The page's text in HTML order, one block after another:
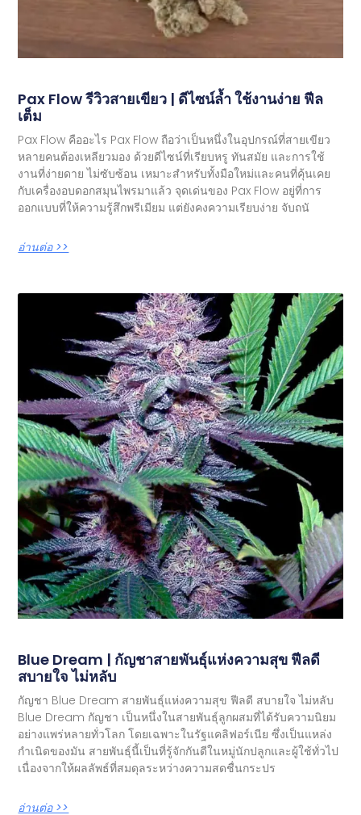
Pax Flow รีวิวสายเขียว | ดีไซน์ล้ำ ใช้งานง่าย ฟีล
เต็ม
Pax Flow คืออะไร Pax Flow ถือว่าเป็นหนึ่งในอุปกรณ์ที่สายเขียว
หลายคนต้องเหลียวมอง ด้วยดีไซน์ที่เรียบหรู ทันสมัย และการใช้
งานที่ง่ายดาย ไม่ซับซ้อน เหมาะสำหรับทั้งมือใหม่และคนที่คุ้นเคย
กับเครื่องอบดอกสมุนไพรมาแล้ว จุดเด่นของ Pax Flow อยู่ที่การ
ออกแบบที่ให้ความรู้สึกพรีเมียม แต่ยังคงความเรียบง่าย จับถนั
อ่านต่อ >>
Blue Dream | กัญชาสายพันธุ์แห่งความสุข ฟีลดี
สบายใจ ไม่หลับ
กัญชา Blue Dream สายพันธุ์แห่งความสุข ฟีลดี สบายใจ ไม่หลับ
Blue Dream กัญชา เป็นหนึ่งในสายพันธุ์ลูกผสมที่ได้รับความนิยม
อย่างแพร่หลายทั่วโลก โดยเฉพาะในรัฐแคลิฟอร์เนีย ซึ่งเป็นแหล่ง
กำเนิดของมัน สายพันธุ์นี้เป็นที่รู้จักกันดีในหมู่นักปลูกและผู้ใช้ทั่วไป
เนื่องจากให้ผลลัพธ์ที่สมดุลระหว่างความสดชื่นกระปร
อ่านต่อ >>